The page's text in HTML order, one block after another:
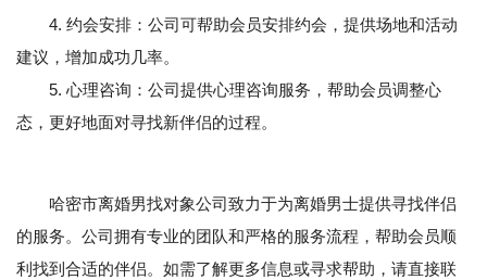
4. 约会安排：公司可帮助会员安排约会，提供场地和活动
建议，增加成功几率。
5. 心理咨询：公司提供心理咨询服务，帮助会员调整心
态，更好地面对寻找新伴侣的过程。
哈密市离婚男找对象公司致力于为离婚男士提供寻找伴侣
的服务。公司拥有专业的团队和严格的服务流程，帮助会员顺
利找到合适的伴侣。如需了解更多信息或寻求帮助，请直接联